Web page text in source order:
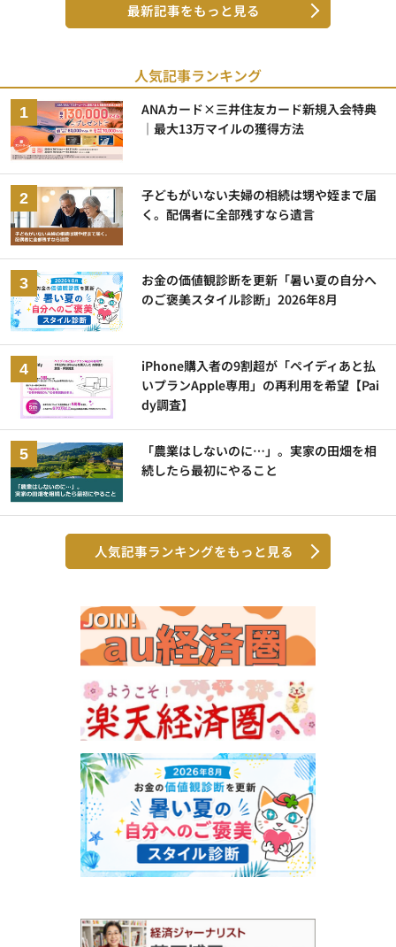
最新記事をもっと見る
人気記事ランキング
ANAカード×三井住友カード新規入会特典
｜最大13万マイルの獲得方法
子どもがいない夫婦の相続は甥や姪まで届
く。配偶者に全部残すなら遺言
お金の価値観診断を更新「暑い夏の自分へ
のご褒美スタイル診断」2026年8月
iPhone購入者の9割超が「ペイディあと払
いプランApple専用」の再利用を希望【Pai
dy調査】
「農業はしないのに…」。実家の田畑を相
続したら最初にやること
人気記事ランキングをもっと見る